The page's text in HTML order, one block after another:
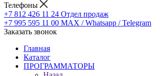
Телефоны
+7 812 426 11 24 Отдел продаж
+7 995 595 11 00 MAX / Whatsapp / Telegram
Заказать звонок
Главная
Каталог
ПРОГРАММАТОРЫ